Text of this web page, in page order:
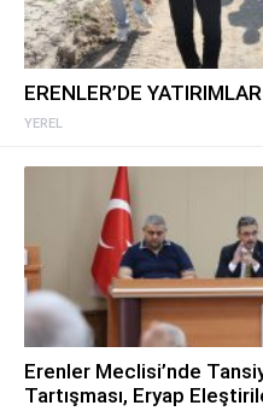
YEREL
ERENLER’DE
Erenler Meclisi’nde
Tartışması, Eryap